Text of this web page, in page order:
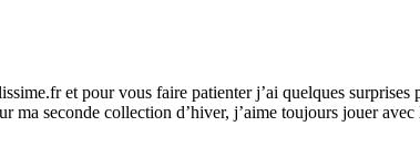
et pour vous faire patienter j’ai quelques
seconde collection d’hiver, j’aime toujours jouer